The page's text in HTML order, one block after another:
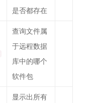
是否都存在
查询文件属
于远程数据
库中的哪个
软件包
显示出所有